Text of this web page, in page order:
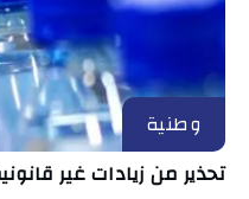
وطنية
تحذير من زيادات غير